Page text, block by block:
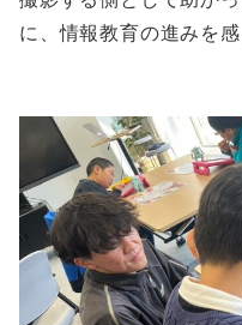
に、情報教育の進みを